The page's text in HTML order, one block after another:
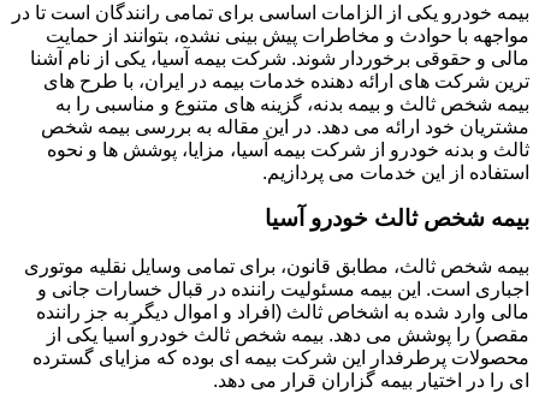
بیمه خودرو یکی از الزامات اساسی برای تمامی رانندگان است تا در
مواجهه با حوادث و مخاطرات پیش بینی نشده، بتوانند از حمایت
مالی و حقوقی برخوردار شوند. شرکت بیمه آسیا، یکی از نام آشنا
ترین شرکت های ارائه دهنده خدمات بیمه در ایران، با طرح های
بیمه شخص ثالث و بیمه بدنه، گزینه های متنوع و مناسبی را به
مشتریان خود ارائه می دهد. در این مقاله به بررسی بیمه شخص
ثالث و بدنه خودرو از شرکت بیمه آسیا، مزایا، پوشش ها و نحوه
استفاده از این خدمات می پردازیم.
بیمه شخص ثالث خودرو آسیا
بیمه شخص ثالث، مطابق قانون، برای تمامی وسایل نقلیه موتوری
اجباری است. این بیمه مسئولیت راننده در قبال خسارات جانی و
مالی وارد شده به اشخاص ثالث (افراد و اموال دیگر به جز راننده
مقصر) را پوشش می دهد. بیمه شخص ثالث خودرو آسیا یکی از
محصولات پرطرفدار این شرکت بیمه ای بوده که مزایای گسترده
ای را در اختیار بیمه گزاران قرار می دهد.